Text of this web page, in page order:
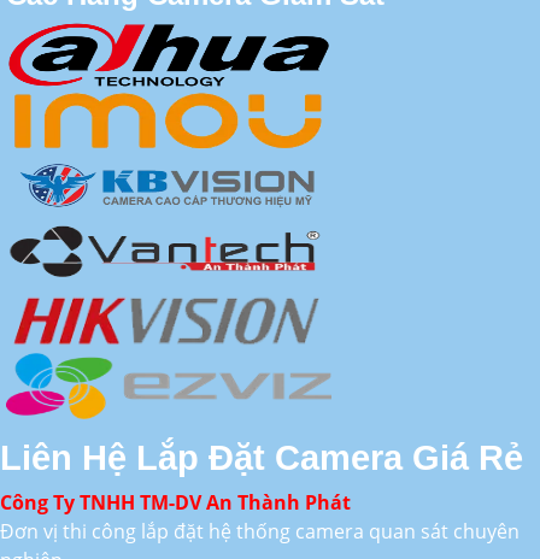
Liên Hệ Lắp Đặt Camera Giá Rẻ
Công Ty TNHH TM-DV An Thành Phát
Đơn vị thi công lắp đặt hệ thống camera quan sát chuyên